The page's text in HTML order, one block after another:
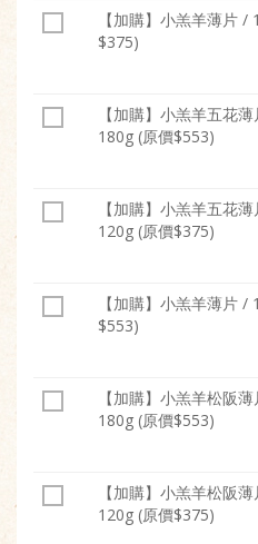
【加購】小羔羊薄片 /
$375)
【加購】小羔羊五花
180g (原價$553)
【加購】小羔羊五花
120g (原價$375)
【加購】小羔羊薄片 /
$553)
【加購】小羔羊松阪
180g (原價$553)
【加購】小羔羊松阪
120g (原價$375)